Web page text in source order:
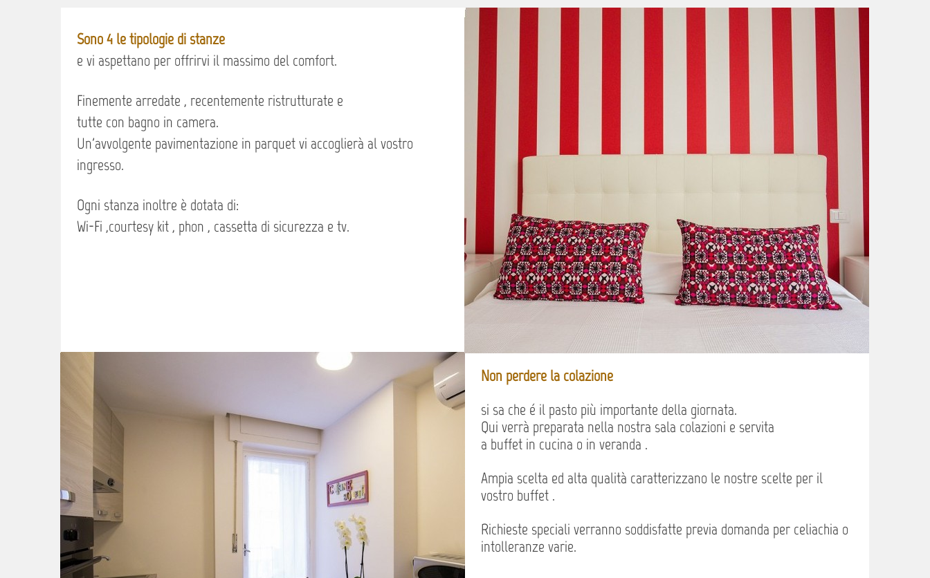
Sono 4 le tipologie di stanze
e vi aspettano per offrirvi il massimo del comfort.
Finemente arredate , recentemente ristrutturate e
tutte con bagno in camera.
Un'avvolgente pavimentazione in parquet vi accoglierà al vostro
ingresso.
Ogni stanza inoltre è dotata di:
Wi-Fi ,courtesy kit , phon , cassetta di sicurezza e tv.
Non perdere la colazione
si sa che é il pasto più importante della giornata.
Qui verrà preparata nella nostra sala colazioni e servita
a buffet in cucina o in veranda .
Ampia scelta ed alta qualità caratterizzano le nostre scelte per il
vostro buffet .
Richieste speciali verranno soddisfatte previa domanda per celiachia o
intolleranze varie.